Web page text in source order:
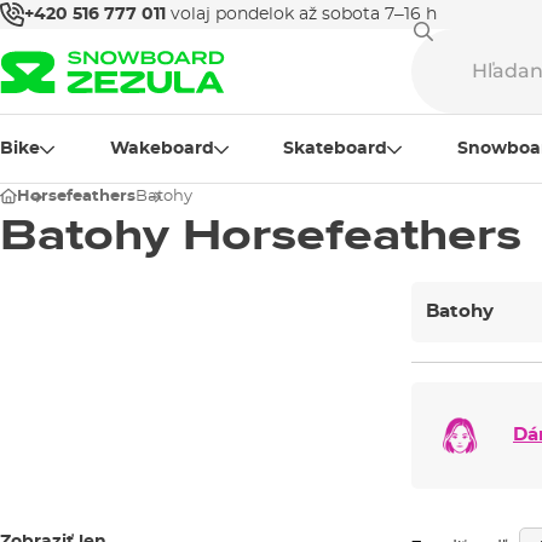
+420 516 777 011 volaj pondelok až sobota 7–16 h
Bike Wakeboard Skateboard
HorsefeathersBatohy
Batohy Horsefeathers
Batohy